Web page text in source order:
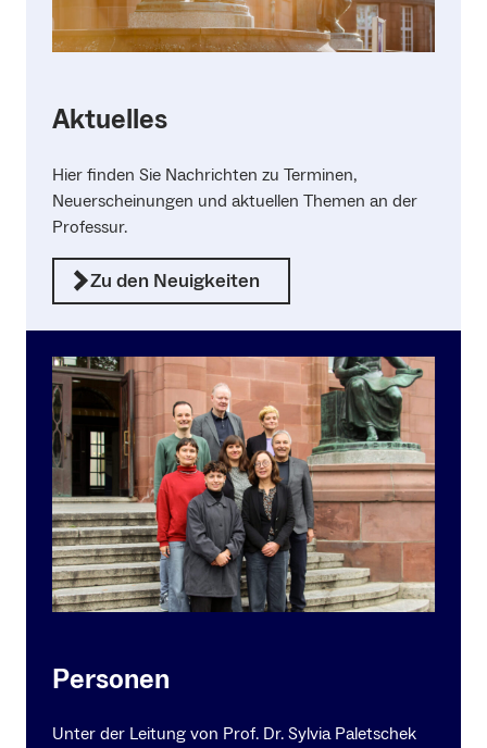
Aktuelles
Hier finden Sie Nachrichten zu Terminen,
Neuerscheinungen und aktuellen Themen an der
Professur.
Zu den Neuigkeiten
Personen
Unter der Leitung von Prof. Dr. Sylvia Paletschek